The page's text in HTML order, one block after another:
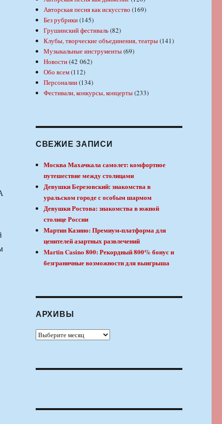
Авторская песня как искусство (169)
Без рубрики(145)
Грушинский фестиваль(82)
Клубы, творческие объединения, театры(141)
Музыкальные инструменты(69)
Новости(42 062)
Обо всем(112)
Персоналии(134)
Фестивали, конкурсы, концерты(233)
СВЕЖИЕ ЗАПИСИ
Москва Махачкала самолет: комфортное
путешествие между столицами
Девушки Березовский: знакомства в
уральском городе с особым шармом
Девушки Ростова: знакомства в южной
столице России
Мартин Казино: Премиум-платформа для
ценителей азартных развлечений
Martin Casino 800: Рекордный 800% бонус и
безграничные возможности для выигрыша
АРХИВЫ
Архивы